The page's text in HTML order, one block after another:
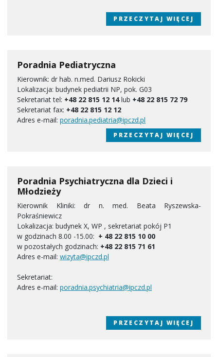
PRZECZYTAJ WIĘCEJ
Poradnia Pediatryczna
Kierownik: dr hab. n.med. Dariusz Rokicki
Lokalizacja: budynek pediatrii NP, pok. G03
Sekretariat tel: +48 22 815 12 14lub +48 22 815 72 79
Sekretariat fax: +48 22 815 12 12
Adres e-mail: poradnia.pediatria@ipczd.pl
PRZECZYTAJ WIĘCEJ
Poradnia Psychiatryczna dla Dzieci i
Młodzieży
Kierownik Kliniki: dr n. med. Beata Ryszewska-
Pokraśniewicz
Lokalizacja: budynek X, WP , sekretariat pokój P1
w godzinach 8.00 -15.00: + 48 22 815 10 00
w pozostałych godzinach: +48 22 815 71 61
Adres e-mail: wizyta@ipczd.pl
Sekretariat:
Adres e-mail: poradnia.psychiatria@ipczd.pl
PRZECZYTAJ WIĘCEJ